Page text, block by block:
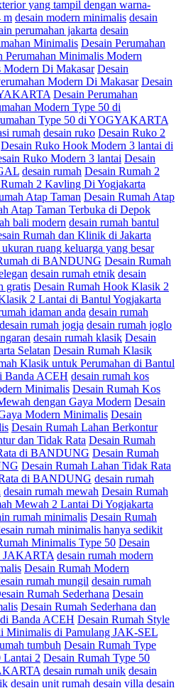
yang tampil dengan warna-
m desain modern minimalis desain
perumahan jakarta desain
Minimalis Desain Perumahan
Perumahan Minimalis Modern
Modern Di Makasar Desain
Modern Di Makasar Desain
Desain Perumahan
Modern Type 50 di
Type 50 di YOGYAKARTA
rumah desain ruko Desain Ruko 2
Desain Ruko Hook Modern 3 lantai di
Ruko Modern 3 lantai Desain
desain rumah Desain Rumah 2
2 Kavling Di Yogjakarta
Atap Taman Desain Rumah Atap
Atap Taman Terbuka di Depok
bali modern desain rumah bantul
Rumah dan Klinik di Jakarta
ruang keluarga yang besar
di BANDUNG Desain Rumah
desain rumah etnik desain
gratis Desain Rumah Hook Klasik 2
2 Lantai di Bantul Yogjakarta
idaman anda desain rumah
desain rumah jogja desain rumah joglo
desain rumah klasik Desain
Selatan Desain Rumah Klasik
Klasik untuk Perumahan di Bantul
Banda ACEH desain rumah kos
Minimalis Desain Rumah Kos
dengan Gaya Modern Desain
Modern Minimalis Desain
Desain Rumah Lahan Berkontur
dan Tidak Rata Desain Rumah
di BANDUNG Desain Rumah
Desain Rumah Lahan Tidak Rata
di BANDUNG desain rumah
desain rumah mewah Desain Rumah
Mewah 2 Lantai Di Yogjakarta
rumah minimalis Desain Rumah
rumah minimalis hanya sedikit
Minimalis Type 50 Desain
JAKARTA desain rumah modern
Desain Rumah Modern
rumah mungil desain rumah
Rumah Sederhana Desain
Desain Rumah Sederhana dan
Banda ACEH Desain Rumah Style
Minimalis di Pamulang JAK-SEL
tumbuh Desain Rumah Type
Lantai 2 Desain Rumah Type 50
desain rumah unik desain
desain unit rumah desain villa desain